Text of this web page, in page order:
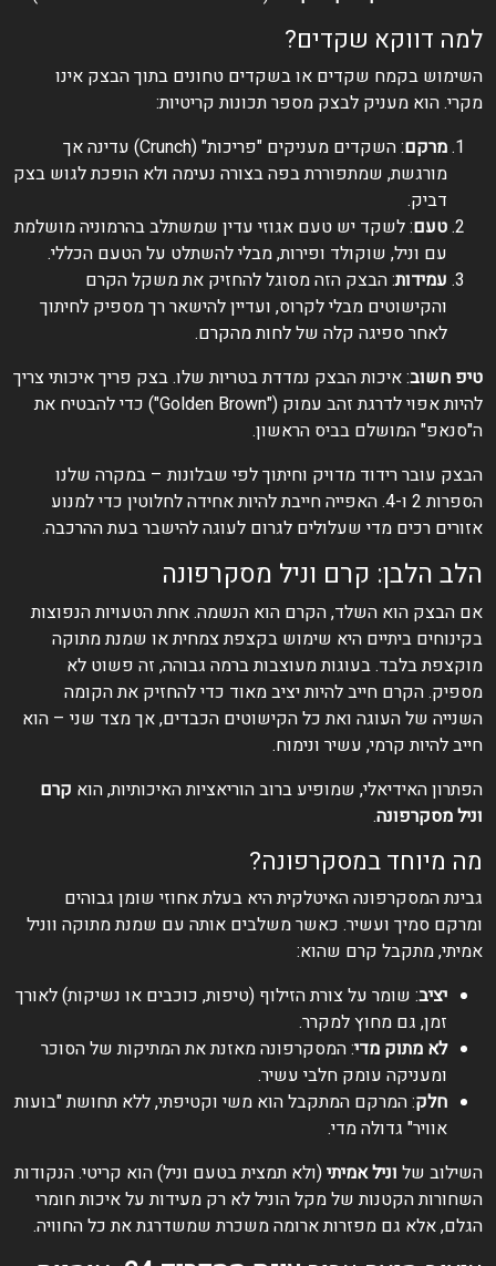
למה דווקא שקדים?
השימוש בקמח שקדים או בשקדים טחונים בתוך הבצק אינו
מקרי. הוא מעניק לבצק מספר תכונות קריטיות:
מרקם
: השקדים מעניקים "פריכות" (Crunch) עדינה אך
מורגשת, שמתפוררת בפה בצורה נעימה ולא הופכת לגוש בצק
דביק.
טעם: לשקד יש טעם אגוזי עדין שמשתלב בהרמוניה מושלמת
עם וניל, שוקולד ופירות, מבלי להשתלט על הטעם הכללי.
עמידות: הבצק הזה מסוגל להחזיק את משקל הקרם
והקישוטים מבלי לקרוס, ועדיין להישאר רך מספיק לחיתוך
לאחר ספיגה קלה של לחות מהקרם.
טיפ חשוב: איכות הבצק נמדדת בטריות שלו. בצק פריך איכותי צריך
להיות אפוי לדרגת זהב עמוק ("Golden Brown") כדי להבטיח את
ה"סנאפ" המושלם בביס הראשון.
הבצק עובר רידוד מדויק וחיתוך לפי שבלונות – במקרה שלנו
הספרות 2 ו-4. האפייה חייבת להיות אחידה לחלוטין כדי למנוע
אזורים רכים מדי שעלולים לגרום לעוגה להישבר בעת ההרכבה.
הלב הלבן: קרם וניל מסקרפונה
אם הבצק הוא השלד, הקרם הוא הנשמה. אחת הטעויות הנפוצות
בקינוחים ביתיים היא שימוש בקצפת צמחית או שמנת מתוקה
מוקצפת בלבד. בעוגות מעוצבות ברמה גבוהה, זה פשוט לא
מספיק. הקרם חייב להיות יציב מאוד כדי להחזיק את הקומה
השנייה של העוגה ואת כל הקישוטים הכבדים, אך מצד שני – הוא
חייב להיות קרמי, עשיר ונימוח.
הפתרון האידיאלי, שמופיע ברוב הוריאציות האיכותיות, הוא קרם
וניל מסקרפונה.
מה מיוחד במסקרפונה?
גבינת המסקרפונה האיטלקית היא בעלת אחוזי שומן גבוהים
ומרקם סמיך ועשיר. כאשר משלבים אותה עם שמנת מתוקה ווניל
אמיתי, מתקבל קרם שהוא:
יציב: שומר על צורת הזילוף (טיפות, כוכבים או נשיקות) לאורך
זמן, גם מחוץ למקרר.
לא מתוק מדי: המסקרפונה מאזנת את המתיקות של הסוכר
ומעניקה עומק חלבי עשיר.
חלק: המרקם המתקבל הוא משי וקטיפתי, ללא תחושת "בועות
אוויר" גדולה מדי.
השילוב של וניל אמיתי(ולא תמצית בטעם וניל) הוא קריטי. הנקודות
השחורות הקטנות של מקל הוניל לא רק מעידות על איכות חומרי
הגלם, אלא גם מפזרות ארומה משכרת שמשדרגת את כל החוויה.